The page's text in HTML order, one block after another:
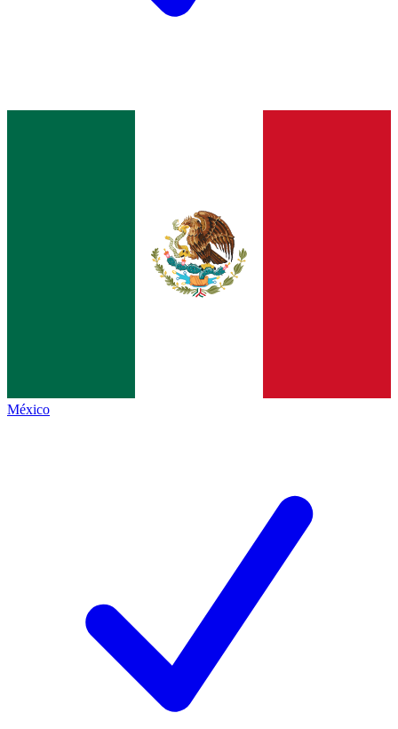
México